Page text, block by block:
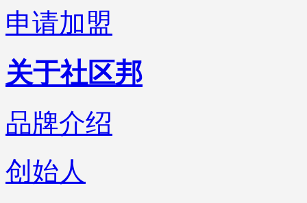
申请加盟
关于社区邦
品牌介绍
创始人